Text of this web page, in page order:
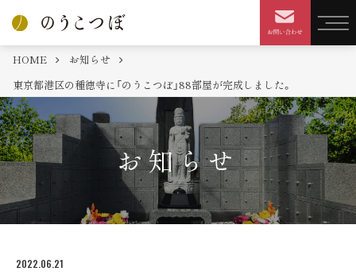
HOME
お知らせ
東京都港区の種徳寺に「のうこつぼ」88部屋が完成しました。
お知らせ
2022.06.21